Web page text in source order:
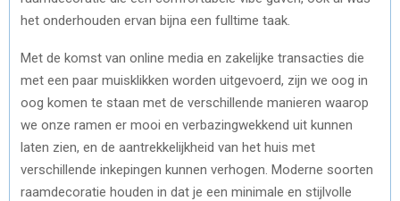
het onderhouden ervan bijna een fulltime taak.
Met de komst van online media en zakelijke transacties die
met een paar muisklikken worden uitgevoerd, zijn we oog in
oog komen te staan met de verschillende manieren waarop
we onze ramen er mooi en verbazingwekkend uit kunnen
laten zien, en de aantrekkelijkheid van het huis met
verschillende inkepingen kunnen verhogen. Moderne soorten
raamdecoratie houden in dat je een minimale en stijlvolle